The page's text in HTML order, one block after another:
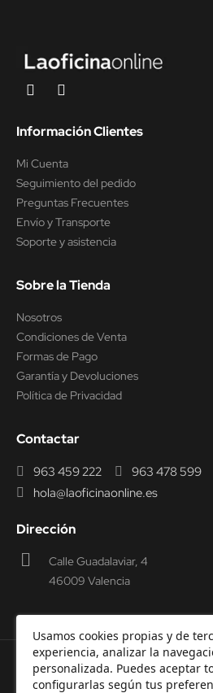
Usamos cookies propias y de
experiencia, analizar la
personalizada. Puedes aceptar
configurarlas según tus
Información Clientes
Mi Cuenta
Seguimiento del pedido
Preguntas Frecuentes
Envío y Transporte
Soporte y asistencia
Sobre la Tienda
Nosotros
Condiciones de Venta
Formas de Pago
Garantía y Devoluciones
Política de Privacidad
Contactar
963 459 222
963 478 599
hola@laoficinaonline.es
Dirección
Calle Guadalaviar, 4
46009 Valencia
© 2000-2026 Laoficinaonline.